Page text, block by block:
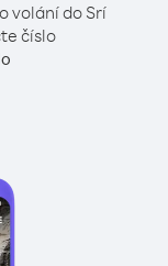
volání do Srí
číslo